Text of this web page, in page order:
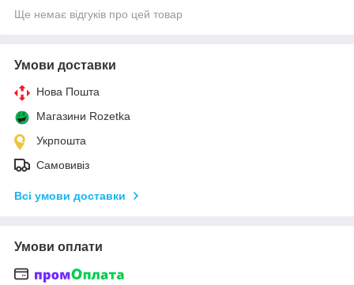
Ще немає відгуків про цей товар
Умови доставки
Нова Пошта
Магазини Rozetka
Укрпошта
Самовивіз
Всі умови доставки
Умови оплати